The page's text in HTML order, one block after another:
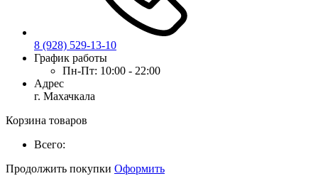
8 (928) 529-13-10
График работы
Пн-Пт: 10:00 - 22:00
Адрес
г. Махачкала
Корзина товаров
Всего:
Продолжить покупки Оформить